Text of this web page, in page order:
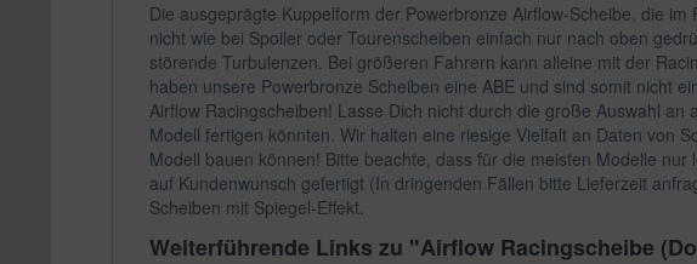
Die ausgeprägte Kuppelform der Powerbronze Airflow-Scheibe, die
nicht wie bei Spoiler oder Tourenscheiben einfach nur nach oben
störende Turbulenzen. Bei größeren Fahrern kann alleine mit der
haben unsere Powerbronze Scheiben eine ABE und sind somit nicht
Airflow Racingscheiben! Lasse Dich nicht durch die große Auswahl
Modell fertigen könnten. Wir halten eine riesige Vielfalt an Daten von
Modell bauen können! Bitte beachte, dass für die meisten Modelle
auf Kundenwunsch gefertigt (In dringenden Fällen bitte Lieferzeit
Scheiben mit Spiegel-Effekt.
Weiterführende Links zu "Airflow Racingscheibe